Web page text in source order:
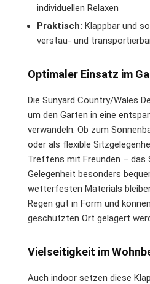
individuellen Relaxen
Praktisch: Klappbar und
verstau- und
Optimaler Einsatz im
Die Sunyard Country/Wales
um den Garten in eine
verwandeln. Ob zum
oder als flexible
Treffens mit Freunden – das
Gelegenheit besonders
wetterfesten Materials
Regen gut in Form und
geschützten Ort gelagert
Vielseitigkeit im
Auch indoor setzen diese